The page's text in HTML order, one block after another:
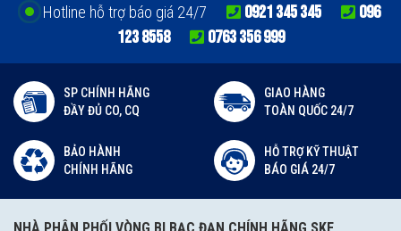
Liên hệ
Vòng bi 6310 Liên hệ
Hotline hỗ trợ báo giá 24/7 0921 345 345
096
123 8558
0763 356 999
SP CHÍNH HÃNG
ĐẦY ĐỦ CO, CQ
GIAO HÀNG
TOÀN QUỐC 24/7
BẢO HÀNH
CHÍNH HÃNG
HỖ TRỢ KỸ THUẬT
BÁO GIÁ 24/7